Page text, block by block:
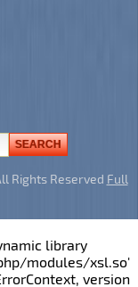
Rights Reserved Full
library
modules/xsl.so'
version